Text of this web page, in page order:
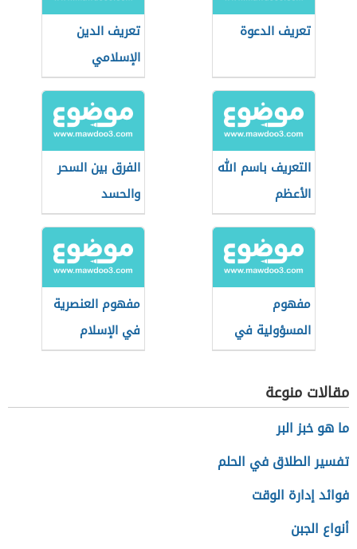
تعريف الدعوة
تعريف الدين
الإسلامي
التعريف باسم الله
الأعظم
الفرق بين السحر
والحسد
مفهوم
المسؤولية في
الإسلام لغة
واصطلاحًا
مفهوم العنصرية
في الإسلام
مقالات منوعة
ما هو خبز البر
تفسير الطلاق في الحلم
فوائد إدارة الوقت
أنواع الجبن